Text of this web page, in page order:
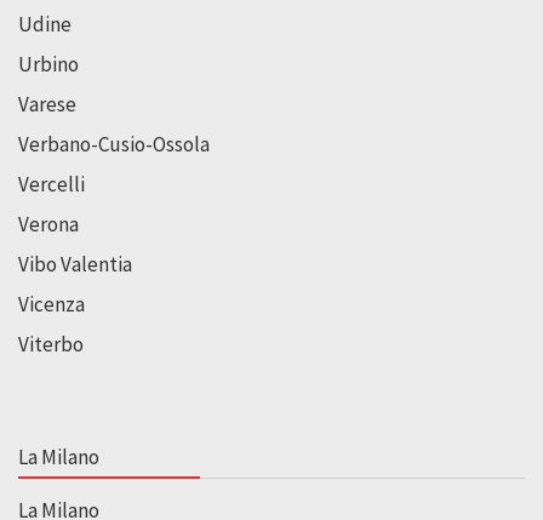
Udine
Urbino
Varese
Verbano-Cusio-Ossola
Vercelli
Verona
Vibo Valentia
Vicenza
Viterbo
La Milano
La Milano